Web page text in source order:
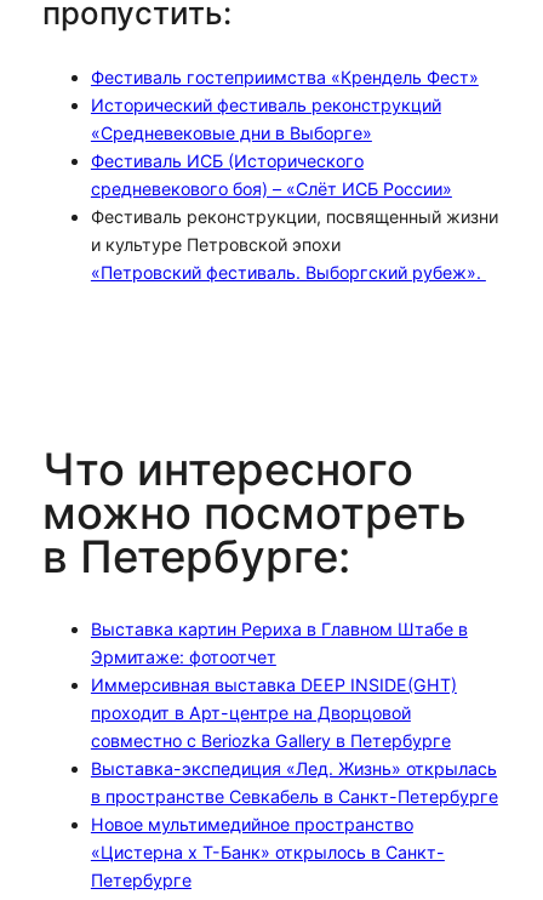
пропустить:
Фестиваль гостеприимства «Крендель Фест»
Исторический фестиваль реконструкций
«Средневековые дни в Выборге»
Фестиваль ИСБ (Исторического
средневекового боя) – «Слёт ИСБ России»
Фестиваль реконструкции, посвященный жизни
и культуре Петровской эпохи
«Петровский фестиваль. Выборгский рубеж».
Что интересного
можно посмотреть
в Петербурге:
Выставка картин Рериха в Главном Штабе в
Эрмитаже: фотоотчет
Иммерсивная выставка DEEP INSIDE(GHT)
проходит в Арт-центре на Дворцовой
совместно с Beriozka Gallery в Петербурге
Выставка-экспедиция «Лед. Жизнь» открылась
в пространстве Севкабель в Санкт-Петербурге
Новое мультимедийное пространство
«Цистерна х Т-Банк» открылось в Санкт-
Петербурге